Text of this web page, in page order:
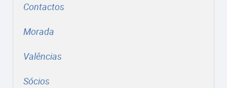
Contactos
Morada
Valências
Sócios